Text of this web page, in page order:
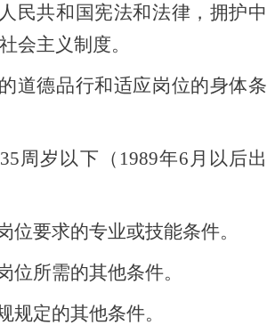
民共和国宪法和法律，拥护中
会主义制度。
道德品行和适应岗位的身体条
周岁以下（1989年6 月以后出
位要求的专业或技能条件。
位所需的其他条件。
规定的其他条件。